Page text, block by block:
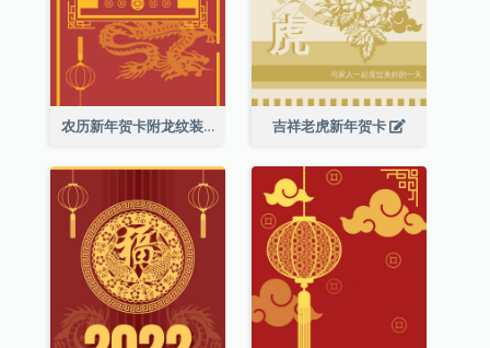
农历新年贺卡附龙纹装饰 吉祥老虎新年贺卡